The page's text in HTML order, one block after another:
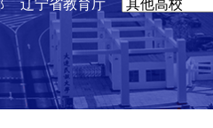
辽宁省教育厅